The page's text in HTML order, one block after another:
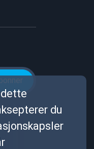
du